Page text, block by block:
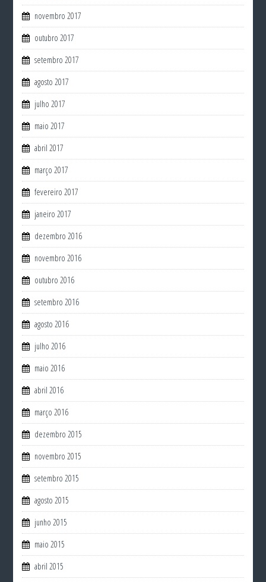
novembro 2017
outubro 2017
setembro 2017
agosto 2017
julho 2017
maio 2017
abril 2017
março 2017
fevereiro 2017
janeiro 2017
dezembro 2016
novembro 2016
outubro 2016
setembro 2016
agosto 2016
julho 2016
maio 2016
abril 2016
março 2016
dezembro 2015
novembro 2015
setembro 2015
agosto 2015
junho 2015
maio 2015
abril 2015